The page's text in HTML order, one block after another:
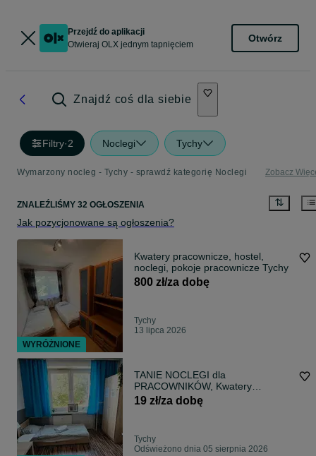
Przejdź do aplikacji
Otwieraj OLX jednym tapnięciem
Otwórz
Znajdź coś dla siebie
Filtry·2 Noclegi Tychy
Wymarzony nocleg - Tychy - sprawdź kategorię Noclegi Zobacz
ZNALEŹLIŚMY 32 OGŁOSZENIA
Jak pozycjonowane są ogłoszenia?
Kwatery pracownicze, hostel,
noclegi, pokoje pracownicze Tychy
800 zł/za dobę
Tychy
13 lipca 2026
TANIE NOCLEGI dla
PRACOWNIKÓW, Kwatery
Pracownicze, WYNAJMĘ
mieszkanie, Firmy Agencje Pracy,
19 zł/za dobę
Tychy
Odświeżono dnia 05 sierpnia 2026
WYRÓŻNIONE